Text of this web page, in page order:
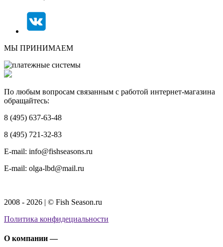
МЫ ПРИНИМАЕМ
По любым вопросам связанным с работой интернет-магазина
обращайтесь:
8 (495) 637-63-48
8 (495) 721-32-83
E-mail: info@fishseasons.ru
E-mail: olga-lbd@mail.ru
2008 - 2026 | © Fish Season.ru
Политика конфидециальности
О компании —